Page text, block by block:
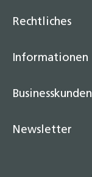
Rechtliches
Informationen
Businesskunden
Newsletter